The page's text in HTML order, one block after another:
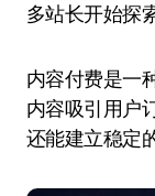
多站长开始探
内容付费是一
内容吸引用户
还能建立稳定